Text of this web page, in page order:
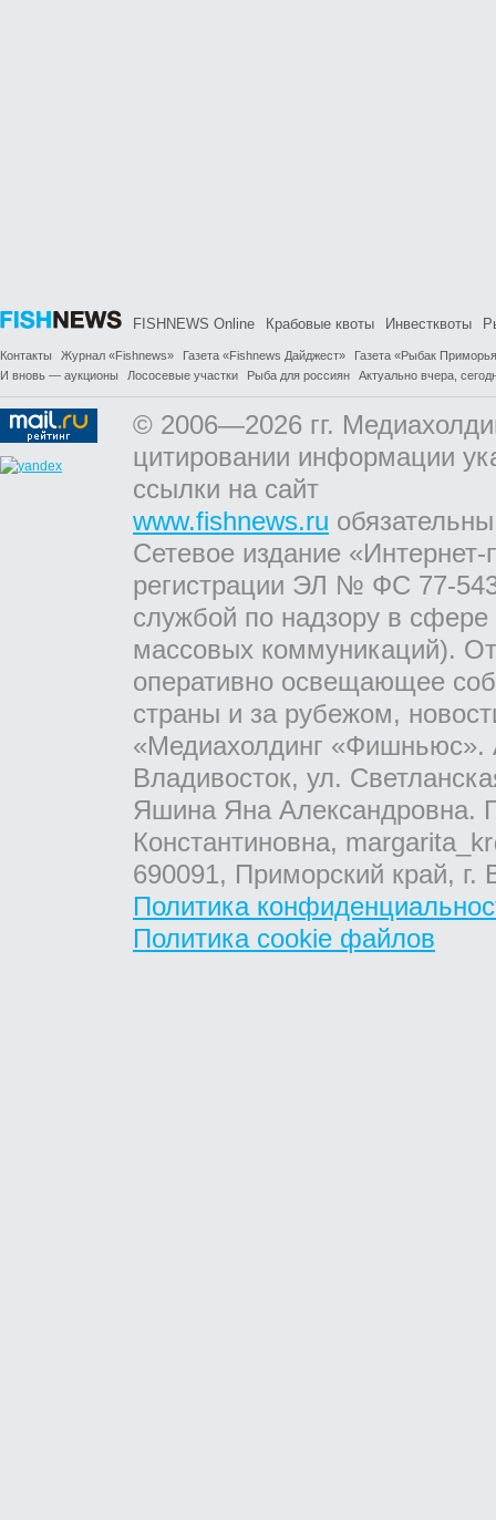
FISHNEWS Online Крабовые квоты Инвестквоты
Контакты Журнал «Fishnews» Газета «Fishnews Дайджест»
Газета «Рыбак
И вновь — аукционы
Лососевые участки Рыба для россиян Актуально вчера,
© 2006—2026 гг.
цитировании информации
ссылки на сайт
www.fishnews.ru
Сетевое издание
регистрации ЭЛ № ФС 77-
службой по надзору в
массовых коммуникаций).
оперативно освещающее
страны и за рубежом,
«Медиахолдинг «Фишньюс».
Владивосток, ул.
Яшина Яна Александровна.
Константиновна,
690091, Приморский край,
Политика
Политика cookie файлов